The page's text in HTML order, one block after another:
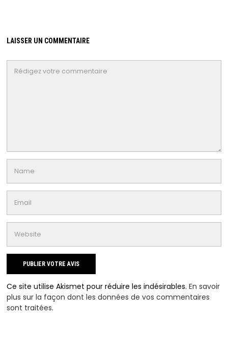
LAISSER UN COMMENTAIRE
Ce site utilise Akismet pour réduire les indésirables.En savoir
plus sur la façon dont les données de vos commentaires
sont traitées.